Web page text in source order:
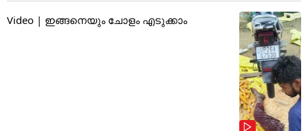
Video | ഇങ്ങനെയും ചോളം എടുക്കാം